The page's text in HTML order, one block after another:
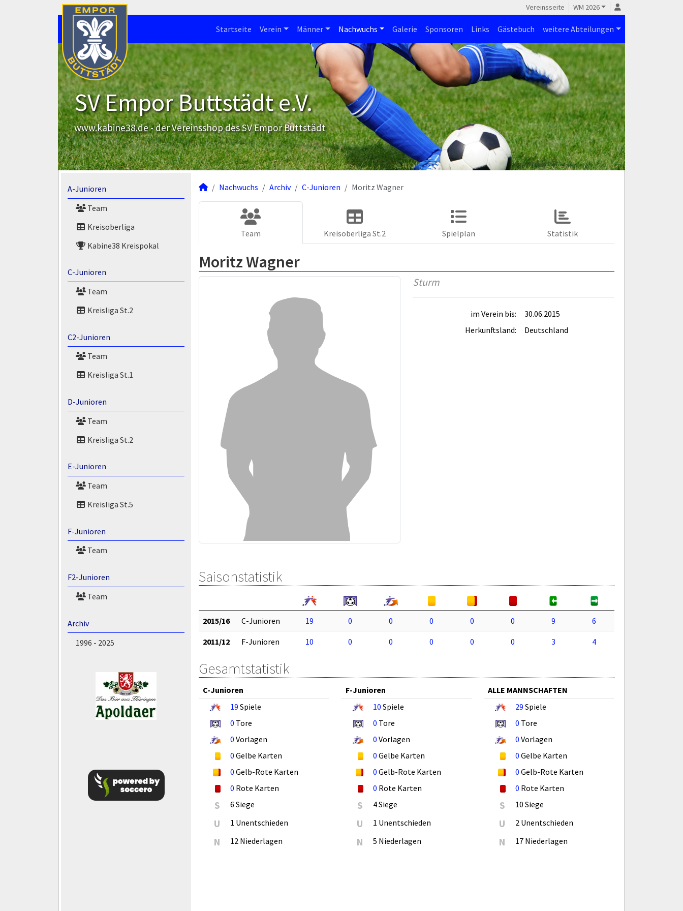
Vereinsseite WM 2026
Startseite Verein Männer Nachwuchs Galerie Sponsoren Links Gästebuch weitere Abteilungen
SV Empor Buttstädt e.V.
www.kabine38.de- der Vereinsshop des SV Empor Buttstädt
A-Junioren
Team
Kreisoberliga
Kabine38 Kreispokal
C-Junioren
Team
Kreisliga St.2
C2-Junioren
Team
Kreisliga St.1
D-Junioren
Team
Kreisliga St.2
E-Junioren
Team
Kreisliga St.5
F-Junioren
Team
F2-Junioren
Team
Archiv
1996 - 2025
Nachwuchs Archiv C-Junioren Moritz Wagner
Team Kreisoberliga St.2 Spielplan Statistik
Moritz Wagner
Sturm
im Verein bis:
30.06.2015
Herkunftsland:
Deutschland
Saisonstatistik
2015/16 C-Junioren 19 0 0 0 0 0 9 6
2011/12 F-Junioren 10 0 0 0 0 0 3 4
Gesamtstatistik
C-Junioren
19 Spiele
0 Tore
0 Vorlagen
0 Gelbe Karten
0 Gelb-Rote Karten
0 Rote Karten
S 6 Siege
U 1 Unentschieden
N 12 Niederlagen
F-Junioren
10 Spiele
0 Tore
0 Vorlagen
0 Gelbe Karten
0 Gelb-Rote Karten
0 Rote Karten
S 4 Siege
U 1 Unentschieden
N 5 Niederlagen
ALLE MANNSCHAFTEN
29 Spiele
0 Tore
0 Vorlagen
0 Gelbe Karten
0 Gelb-Rote Karten
0 Rote Karten
S 10 Siege
U 2 Unentschieden
N 17 Niederlagen